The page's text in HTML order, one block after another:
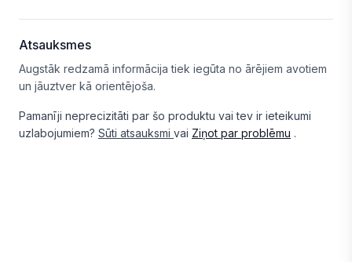
Atsauksmes
Augstāk redzamā informācija tiek iegūta no ārējiem avotiem
un jāuztver kā orientējoša.
Pamanīji neprecizitāti par šo produktu vai tev ir ieteikumi
uzlabojumiem? Sūti atsauksmi vai Ziņot par problēmu .